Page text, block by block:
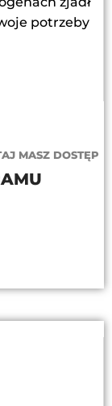
potrzeby
MASZ DOSTĘP